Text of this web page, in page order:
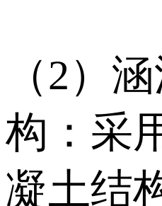
（2）
构：采
凝土结